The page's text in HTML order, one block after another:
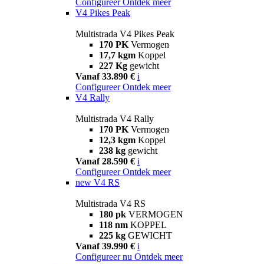
V4 Pikes Peak
Multistrada V4 Pikes Peak
170 PK Vermogen
17,7 kgm Koppel
227 Kg gewicht
Vanaf 33.890 € i
Configureer Ontdek meer
V4 Rally
Multistrada V4 Rally
170 PK Vermogen
12,3 kgm Koppel
238 kg gewicht
Vanaf 28.590 € i
Configureer Ontdek meer
new V4 RS
Multistrada V4 RS
180 pk VERMOGEN
118 nm KOPPEL
225 kg GEWICHT
Vanaf 39.990 € i
Configureer nu Ontdek meer